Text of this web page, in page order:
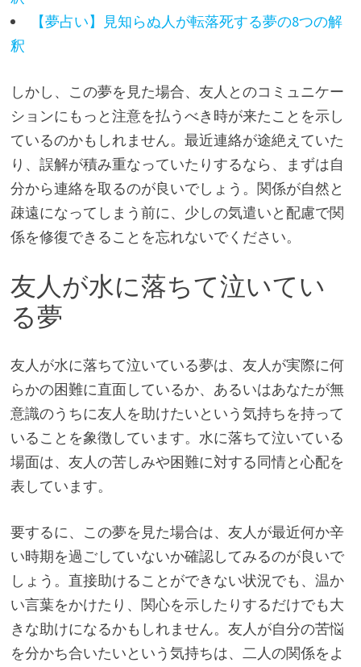
【夢占い】見知らぬ人が転落死する夢の8つの解
釈
しかし、この夢を見た場合、友人とのコミュニケー
ションにもっと注意を払うべき時が来たことを示し
ているのかもしれません。最近連絡が途絶えていた
り、誤解が積み重なっていたりするなら、まずは自
分から連絡を取るのが良いでしょう。関係が自然と
疎遠になってしまう前に、少しの気遣いと配慮で関
係を修復できることを忘れないでください。
友人が水に落ちて泣いてい
る夢
友人が水に落ちて泣いている夢は、友人が実際に何
らかの困難に直面しているか、あるいはあなたが無
意識のうちに友人を助けたいという気持ちを持って
いることを象徴しています。水に落ちて泣いている
場面は、友人の苦しみや困難に対する同情と心配を
表しています。
要するに、この夢を見た場合は、友人が最近何か辛
い時期を過ごしていないか確認してみるのが良いで
しょう。直接助けることができない状況でも、温か
い言葉をかけたり、関心を示したりするだけでも大
きな助けになるかもしれません。友人が自分の苦悩
を分かち合いたいという気持ちは、二人の関係をよ